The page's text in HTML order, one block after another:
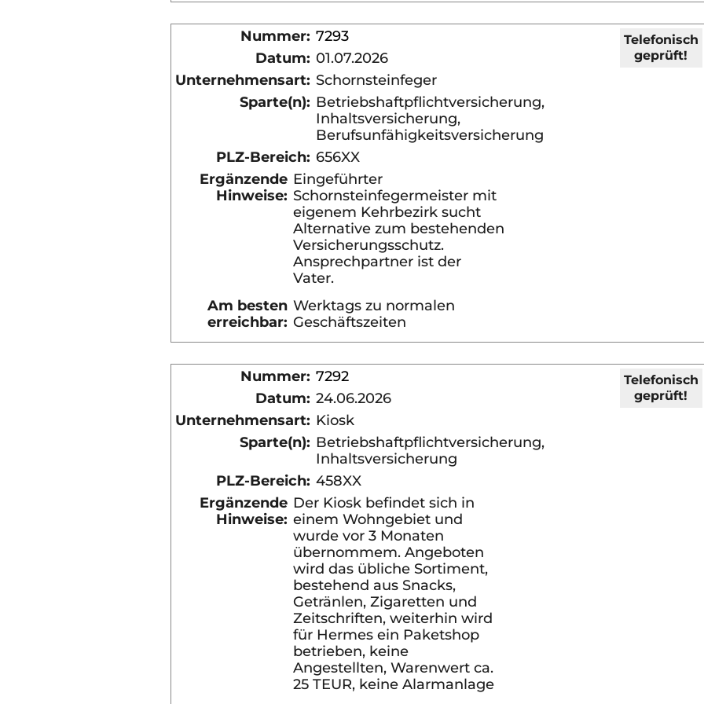
Telefonisch
geprüft!
Nummer: 7293
Datum: 01.07.2026
Unternehmensart: Schornsteinfeger
Sparte(n): Betriebshaftpflichtversicherung,
Inhaltsversicherung,
Berufsunfähigkeitsversicherung
PLZ-Bereich: 656XX
Ergänzende
Hinweise:
Eingeführter
Schornsteinfegermeister mit
eigenem Kehrbezirk sucht
Alternative zum bestehenden
Versicherungsschutz.
Ansprechpartner ist der
Vater.
Am besten
erreichbar:
Werktags zu normalen
Geschäftszeiten
Telefonisch
geprüft!
Nummer: 7292
Datum: 24.06.2026
Unternehmensart: Kiosk
Sparte(n): Betriebshaftpflichtversicherung,
Inhaltsversicherung
PLZ-Bereich: 458XX
Ergänzende
Hinweise:
Der Kiosk befindet sich in
einem Wohngebiet und
wurde vor 3 Monaten
übernommem. Angeboten
wird das übliche Sortiment,
bestehend aus Snacks,
Getränlen, Zigaretten und
Zeitschriften, weiterhin wird
für Hermes ein Paketshop
betrieben, keine
Angestellten, Warenwert ca.
25 TEUR, keine Alarmanlage